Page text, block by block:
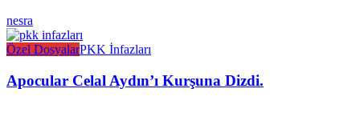
nesra
Özel DosyalarPKK İnfazları
Apocular Celal Aydın’ı Kurşuna Dizdi.